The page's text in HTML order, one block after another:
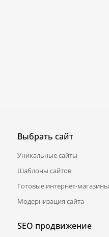
Выбрать сайт
Уникальные сайты
Шаблоны сайтов
Готовые интернет-магазины
Модернизация сайта
SEO продвижение